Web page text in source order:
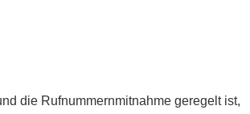
die Rufnummernmitnahme geregelt ist,